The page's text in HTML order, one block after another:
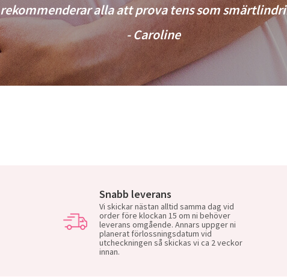
rekommenderar alla att prova tens som
- Caroline
Snabb leverans
Vi skickar nästan alltid samma dag vid
order före klockan 15 om ni behöver
leverans omgående. Annars uppger ni
planerat förlossningsdatum vid
utcheckningen så skickas vi ca 2 veckor
innan.